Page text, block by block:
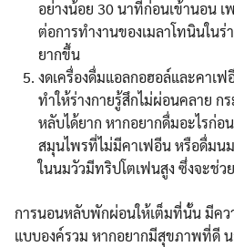
อย่างน้อย 30 นาทีก่อนเข้านอน
ต่อการทำงานของเมลาโทนินในร่
ยากขึ้น
งดเครื่องดื่มแอลกอฮอล์และคาเ
ทำให้ร่างกายรู้สึกไม่ผ่อนคลาย ก
หลับได้ยาก หากอยากดื่มอะไรก่อ
สมุนไพรที่ไม่มีคาเฟอีน หรือดื่มน
ในนมวัวมีทริปโตเฟนสูง ซึ่งจะช่ว
การนอนหลับพักผ่อนให้เต็มที่นั้น มีค
แบบองค์รวม หากอยากมีสุขภาพที่ดี